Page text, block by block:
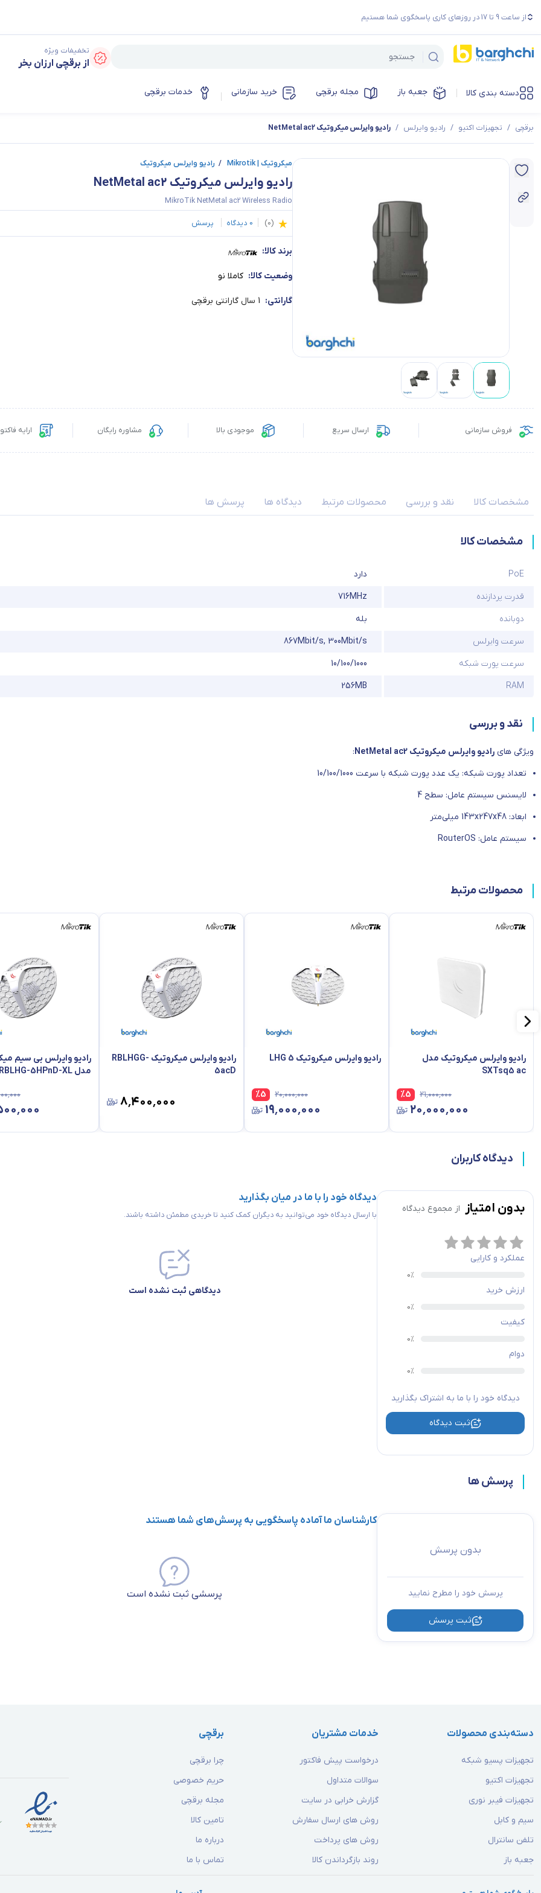
از ساعت 9 تا 17 در روزهای کاری پاسخگوی شما هستیم
تخفیفات ویژه
از برقچی ارزان بخر
دسته بندی کالا جعبه باز مجله برقچی خرید سازمانی خدمات برقچی
برقچی / تجهیزات اکتیو / رادیو وایرلس / رادیو وایرلس میکروتیک NetMetal ac2
میکروتیک | Mikrotik / رادیو وایرلس میکروتیک
رادیو وایرلس میکروتیک NetMetal ac2
MikroTik NetMetal ac2 Wireless Radio
(
0
)
0 دیدگاه پرسش
برند کالا:
وضعیت کالا: کاملا نو
گارانتی: 1 سال گارانتی برقچی
فروش سازمانی ارسال سریع موجودی بالا مشاوره رایگان ارایه
مشخصات کالا نقد و بررسی محصولات مرتبط دیدگاه ها پرسش ها
مشخصات کالا
PoE
دارد
قدرت پردازنده
716MHz
دوبانده
بله
سرعت وایرلس
300Mbit/s
,
867Mbit/s
سرعت پورت شبکه
10/100/1000
RAM
256MB
نقد و بررسی
ویژگی های رادیو وایرلس میکروتیک NetMetal ac2
:
تعداد پورت شبکه: یک عدد پورت شبکه با سرعت 10/100/1000
لایسنس سیستم عامل: سطح 4
ابعاد: 143x247x48 میلی‌متر
سیستم عامل: RouterOS
محصولات مرتبط
رادیو وایرلس میکروتیک مدل
SXTsq5 ac
۲۱٬۰۰۰٬۰۰۰ %5
۲۰٬۰۰۰٬۰۰۰
رادیو وایرلس میکروتیک LHG 5
۲۰٬۰۰۰٬۰۰۰ %5
۱۹٬۰۰۰٬۰۰۰
رادیو وایرلس میکروتیک RBLHGG-
5acD
۸٬۴۰۰٬۰۰۰
رادیو وایرلس بی سیم
مدل RBLHG-5HPnD-XL
دیدگاه کاربران
بدون امتیاز از مجموع دیدگاه
عملکرد و کارایی
ارزش خرید
کیفیت
دوام
دیدگاه خود را با ما به اشتراک بگذارید
ثبت دیدگاه
دیدگاه خود را با ما در میان بگذارید
با ارسال دیدگاه خود می‌توانید به دیگران کمک کنید تا خریدی مطمئن داشته باشند.
دیدگاهی ثبت نشده است
پرسش ها
بدون پرسش
پرسش خود را مطرح نمایید
ثبت پرسش
کارشناسان ما آماده پاسخگویی به پرسش‌های شما هستند
پرسشی ثبت نشده است
دسته‌بندی محصولات
تجهیزات پسیو شبکه
تجهیزات اکتیو
تجهیزات فیبر نوری
سیم و کابل
تلفن سانترال
جعبه باز
خدمات مشتریان
درخواست پیش فاکتور
سوالات متداول
گزارش خرابی در سایت
روش های ارسال سفارش
روش های پرداخت
روند بازگرداندن کالا
برقچی
چرا برقچی
حریم خصوصی
مجله برقچی
تامین کالا
درباره ما
تماس با ما